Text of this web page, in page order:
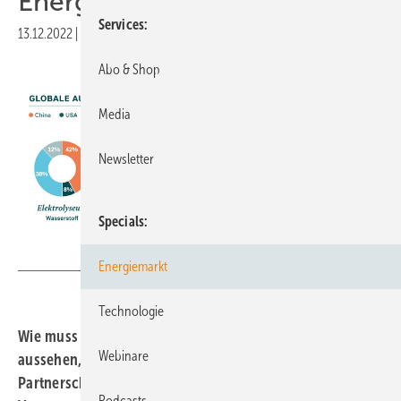
13.12.2022 Druckvorschau
Wie muss eine neue Energie- und Wirtschaftspolitik
aussehen, um Unabhängigkeit zu bewahren? Welche
Partnerschaften braucht es, um eine zuverlässige
Services
Abo & Shop
Media
Newsletter
Specials
Energiemarkt
Technologie
Webinare